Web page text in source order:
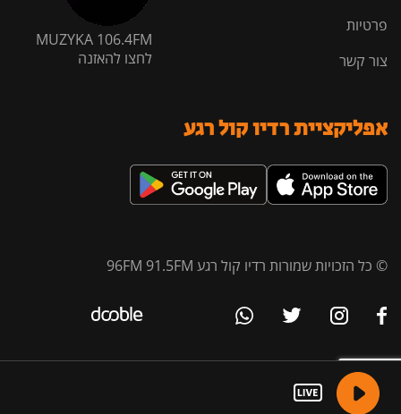
פרטיות
צור קשר
MUZYKA 106.4FM
לחצו להאזנה
אפליקציית רדיו קול רגע
© כל הזכויות שמורות רדיו קול רגע 96FM 91.5FM